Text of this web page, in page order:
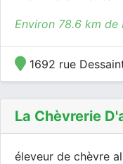
Environ 78.6 km de
1692 rue
La Chèvrerie
éleveur de chèvre